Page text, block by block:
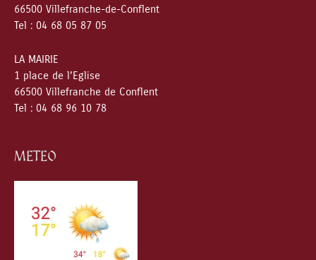
66500 Villefranche-de-Conflent
Tel : 04 68 05 87 05
LA MAIRIE
1 place de l’Eglise
66500 Villefranche de Conflent
Tel : 04 68 96 10 78
METEO